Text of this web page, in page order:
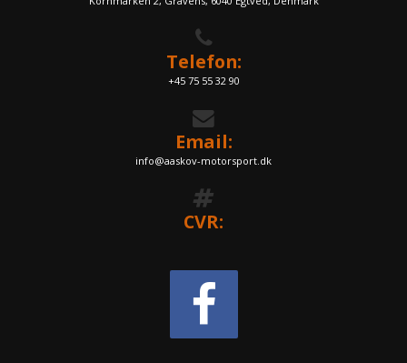
Telefon:
+45 75 55 32 90
Email:
info@aaskov-motorsport.dk
CVR: